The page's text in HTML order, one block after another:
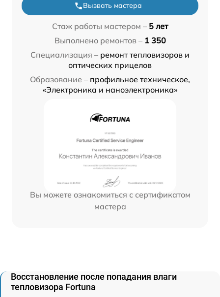
Вызвать мастера
Стаж работы мастером – 5 лет
Выполнено ремонтов – 1 350
Специализация – ремонт тепловизоров и
оптических прицелов
Образование – профильное техническое,
«Электроника и наноэлектроника»
Вы можете ознакомиться с сертификатом
мастера
Восстановление после попадания влаги
тепловизора Fortuna